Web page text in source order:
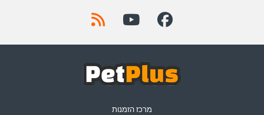
מרכז הזמנות